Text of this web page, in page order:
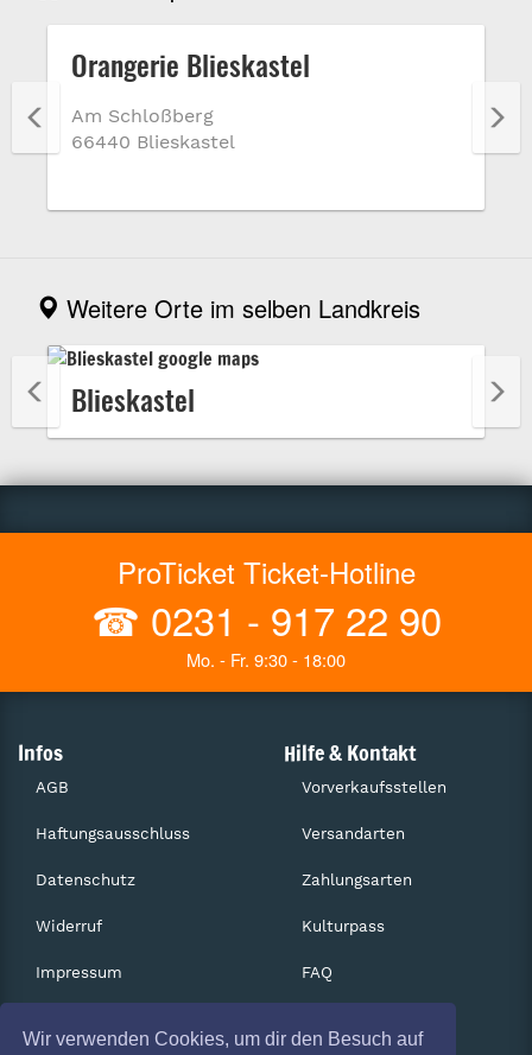
Wir verwenden Cookies, um dir den Besuch auf
Orangerie Blieskastel
Am Schloßberg
66440 Blieskastel
Weitere Orte im selben Landkreis
Blieskastel
ProTicket Ticket-Hotline
☎ 0231 - 917 22 90
Mo. - Fr. 9:30 - 18:00
Infos
AGB
Haftungsausschluss
Datenschutz
Widerruf
Impressum
Hilfe & Kontakt
Vorverkaufsstellen
Versandarten
Zahlungsarten
Kulturpass
FAQ
Services